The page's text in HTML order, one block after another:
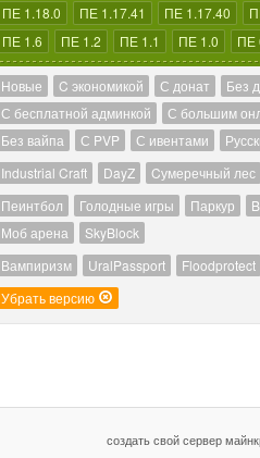
ПЕ 1.18.0
ПЕ 1.17.41 ПЕ 1.17.40
ПЕ 1.6
ПЕ 1.2 ПЕ 1.1 ПЕ 1.0 ПЕ
Новые C экономикой С донат Без
С бесплатной админкой
С большим
Без вайпа
С PVP С ивентами
Industrial Craft DayZ Cумеречный лес
Пеинтбол Голодные игры Паркур
Моб арена
SkyBlock
Вампиризм UralPassport Floodprotect
Убрать версию
создать свой сервер